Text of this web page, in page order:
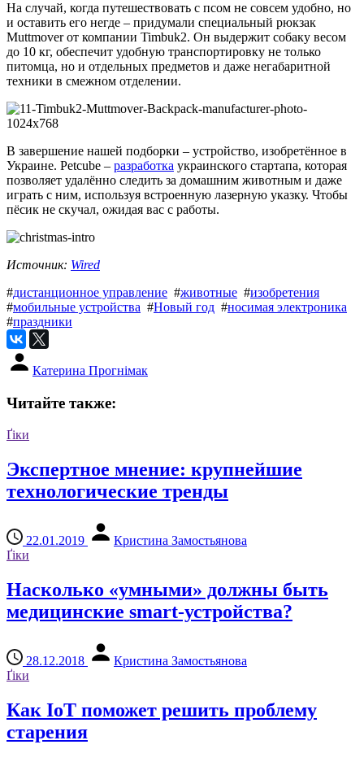
На случай, когда путешествовать с псом не совсем удобно, но
и оставить его негде – придумали специальный рюкзак
Muttmover от компании Timbuk2. Он выдержит собаку весом
до 10 кг, обеспечит удобную транспортировку не только
питомца, но и отдельных предметов и даже негабаритной
техники в смежном отделении.
В завершение нашей подборки – устройство, изобретённое в
Украине. Petcube – разработка украинского стартапа, которая
позволяет удалённо следить за домашним животным и даже
играть с ним, используя встроенную лазерную указку. Чтобы
пёсик не скучал, ожидая вас с работы.
Источник: Wired
#дистанционное управление #животные #изобретения
#мобильные устройства #Новый год #носимая электроника
#праздники
Катерина Прогнімак
Читайте также:
Ґіки
Экспертное мнение: крупнейшие
технологические тренды
22.01.2019
Кристина Замостьянова
Ґіки
Насколько «умными» должны быть
медицинские smart-устройства?
28.12.2018
Кристина Замостьянова
Ґіки
Как IoT поможет решить проблему
старения